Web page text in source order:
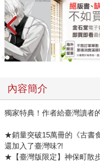
內容簡介
獨家特典！作者給臺灣讀者
★銷量突破15萬冊的《古書
還加入了臺灣味?!
★【臺灣版限定】神保町散